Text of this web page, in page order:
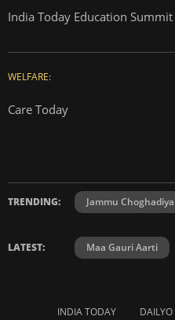
India Today Education Summit
WELFARE:
Care Today
TRENDING: Jammu Choghadiya
LATEST: Maa Gauri Aarti
INDIA TODAY DAILYO